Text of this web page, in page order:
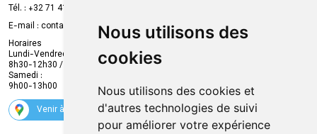
Nous utilisons des
cookies
Nous utilisons des cookies et
d'autres technologies de suivi
pour améliorer votre expérience
Tél. : +32 71 41 32 10
E-mail : contact
mvapharma.be
Horaires
Lundi-Vendredi :
8h30-12h30 / 13h30-18h30
Samedi :
9h00-13h00
Venir à la pharmacie
Compte professionnel
Envoi d’ordonnance
Suivez-nous